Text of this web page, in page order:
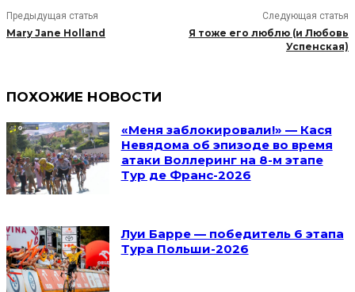
Предыдущая статья
Mary Jane Holland
Следующая статья
Я тоже его люблю (и Любовь
Успенская)
ПОХОЖИЕ НОВОСТИ
«Меня заблокировали!» — Кася
Невядома об эпизоде во время
атаки Воллеринг на 8-м этапе
Тур де Франс-2026
Луи Барре — победитель 6 этапа
Тура Польши-2026